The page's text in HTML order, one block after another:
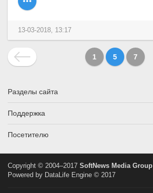
13-03-2018, 13:17
1 5 7
Разделы сайта
Поддержка
Посетителю
Copyright © 2004–2017 SoftNews Media Group
Powered by DataLife Engine © 2017